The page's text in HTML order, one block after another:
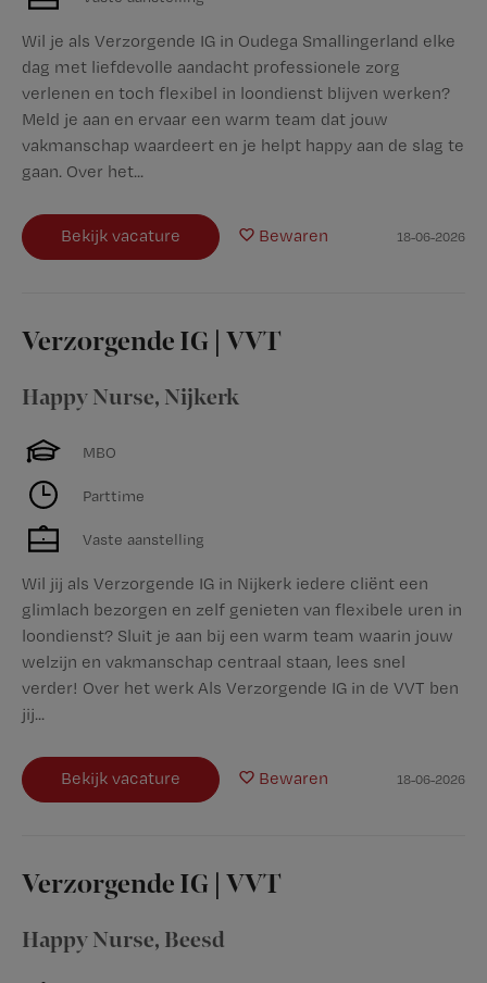
Wil je als Verzorgende IG in Oudega Smallingerland elke
dag met liefdevolle aandacht professionele zorg
verlenen en toch flexibel in loondienst blijven werken?
Meld je aan en ervaar een warm team dat jouw
vakmanschap waardeert en je helpt happy aan de slag te
gaan. Over het...
Bekijk vacature Bewaren 18-06-2026
Verzorgende IG | VVT
Happy Nurse, Nijkerk
MBO
Parttime
Vaste aanstelling
Wil jij als Verzorgende IG in Nijkerk iedere cliënt een
glimlach bezorgen en zelf genieten van flexibele uren in
loondienst? Sluit je aan bij een warm team waarin jouw
welzijn en vakmanschap centraal staan, lees snel
verder! Over het werk Als Verzorgende IG in de VVT ben
jij...
Bekijk vacature Bewaren 18-06-2026
Verzorgende IG | VVT
Happy Nurse, Beesd